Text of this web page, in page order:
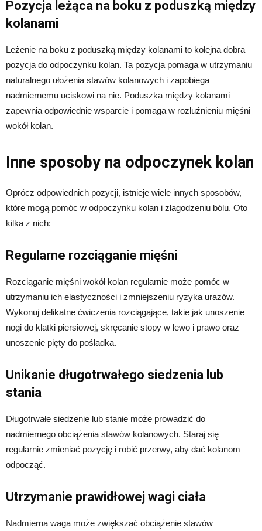
Pozycja leżąca na boku z poduszką między
kolanami
Leżenie na boku z poduszką między kolanami to kolejna dobra
pozycja do odpoczynku kolan. Ta pozycja pomaga w utrzymaniu
naturalnego ułożenia stawów kolanowych i zapobiega
nadmiernemu uciskowi na nie. Poduszka między kolanami
zapewnia odpowiednie wsparcie i pomaga w rozluźnieniu mięśni
wokół kolan.
Inne sposoby na odpoczynek kolan
Oprócz odpowiednich pozycji, istnieje wiele innych sposobów,
które mogą pomóc w odpoczynku kolan i złagodzeniu bólu. Oto
kilka z nich:
Regularne rozciąganie mięśni
Rozciąganie mięśni wokół kolan regularnie może pomóc w
utrzymaniu ich elastyczności i zmniejszeniu ryzyka urazów.
Wykonuj delikatne ćwiczenia rozciągające, takie jak unoszenie
nogi do klatki piersiowej, skręcanie stopy w lewo i prawo oraz
unoszenie pięty do pośladka.
Unikanie długotrwałego siedzenia lub
stania
Długotrwałe siedzenie lub stanie może prowadzić do
nadmiernego obciążenia stawów kolanowych. Staraj się
regularnie zmieniać pozycję i robić przerwy, aby dać kolanom
odpocząć.
Utrzymanie prawidłowej wagi ciała
Nadmierna waga może zwiększać obciążenie stawów